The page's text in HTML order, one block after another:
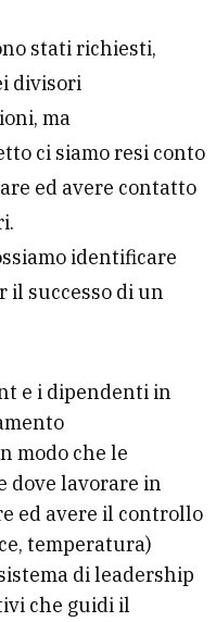
stati richiesti,
divisori
ma
ci siamo resi conto
ed avere contatto
identificare
successo di un
e i dipendenti in
modo che le
dove lavorare in
ed avere il controllo
temperatura)
di leadership
che guidi il